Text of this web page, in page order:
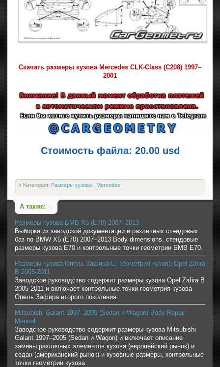
Скачать размеры кузова Mercedes CLK-Class (C208) 1997–
2001
Стоимость файла: 20.00 usd
Категория: Размеры кузова Mercedes
А также:
Размеры кузова БМВ X5 (E70) 2007–2013
Выборка из заводской документации и различных стендовых
баз по BMW X5 (E70) 2007–2013 Body dimensions, стендовые
размеры кузова E70 и контрольные точки геометрии БМВ Е70.
Размеры кузова Опель Зафира Б, Геометрия кузова Opel Zafira
B 2005-2011
Заводское руководство содержит размеры кузова Opel Zafira B
2005-2011 и включает контрольные точки геометрия кузова
Опель Зафира второго поколения.
Mitsubishi Galant 1997–2005 (Sedan и Wagon) Body Repair
Manual
Заводское руководство содержит размеры кузова Mitsubishi
Galant 1997–2005 (Sedan и Wagon) и включает описание
замены различных элементов кузова (европейский рынок) и
седан (американский рынок) и кузовные размеры, контрольные
точки геометрии кузова